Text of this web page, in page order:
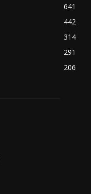
641
442
314
291
206